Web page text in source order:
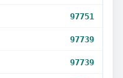
97751
97739
97739